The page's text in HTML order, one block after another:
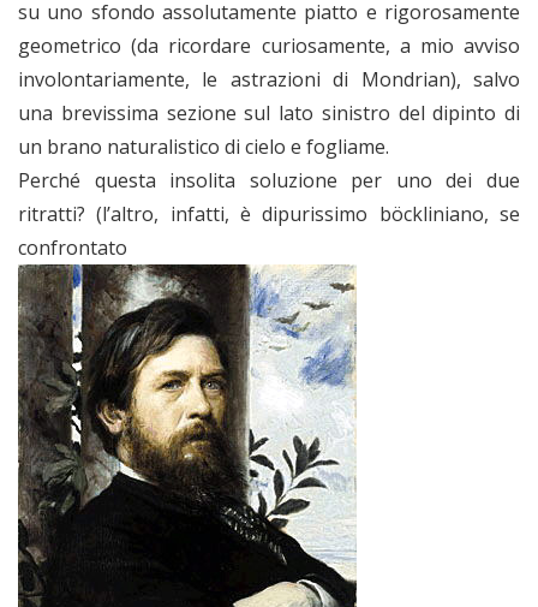
su uno sfondo assolutamente piatto e rigorosamente
geometrico (da ricordare curiosamente, a mio avviso
involontariamente, le astrazioni di Mondrian), salvo
una brevissima sezione sul lato sinistro del dipinto di
un brano naturalistico di cielo e fogliame.
Perché questa insolita soluzione per uno dei due
ritratti? (l’altro, infatti, è dipurissimo böckliniano, se
confrontato